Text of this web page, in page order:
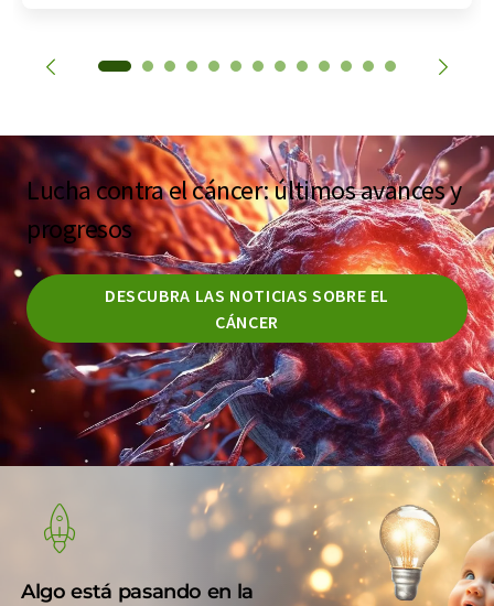
Lucha contra el cáncer: últimos avances y
progresos
DESCUBRA LAS NOTICIAS SOBRE EL
CÁNCER
Algo está pasando en la